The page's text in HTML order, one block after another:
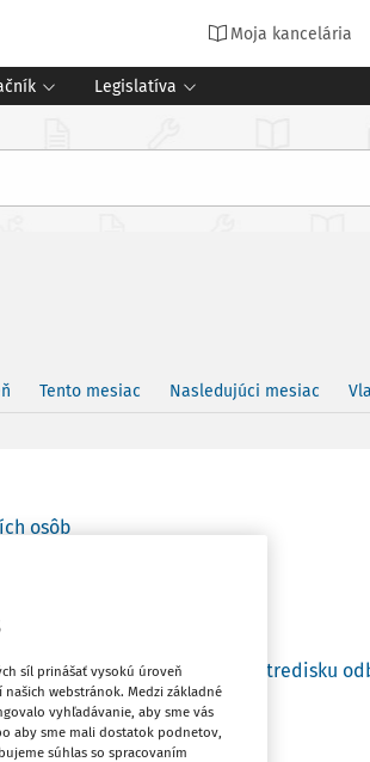
Moja kancelária
Legislatíva
Tento mesiac Nasledujúci mesiac
osôb
praktického vyučovania a stredisku
síl prinášať vysokú úroveň
webstránok. Medzi základné
vyhľadávanie, aby sme vás
aby sme mali dostatok podnetov,
súhlas so spracovaním